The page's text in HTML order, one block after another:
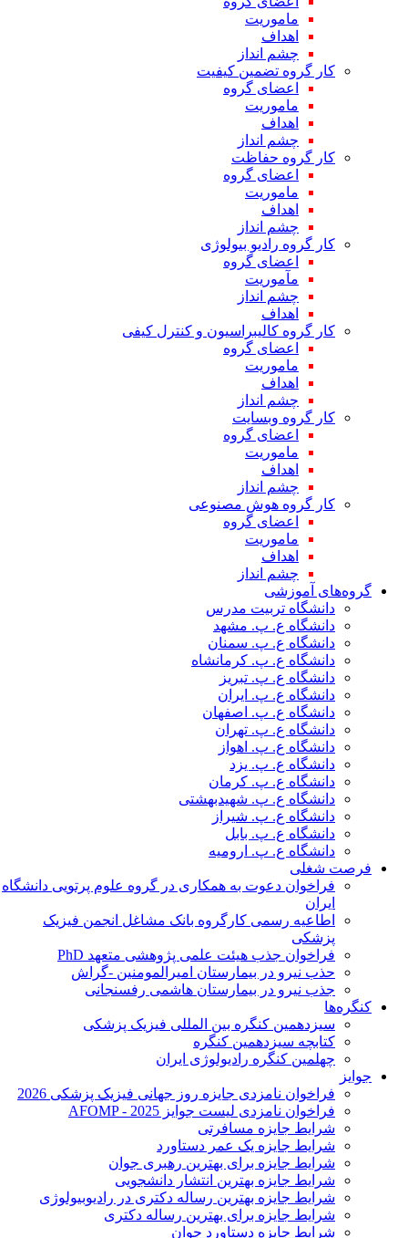
ماموریت
اهداف
چشم انداز
کار گروه تضمین کیفیت
اعضای گروه
ماموریت
اهداف
چشم انداز
کار گروه حفاظت
اعضای گروه
ماموریت
اهداف
چشم انداز
کار گروه رادیو بیولوژی
اعضای گروه
مآموریت
چشم انداز
اهداف
کار گروه کالیبراسیون و کنترل کیفی
اعضای گروه
ماموریت
اهداف
چشم انداز
کار گروه وبسایت
اعضای گروه
ماموریت
اهداف
چشم انداز
کار گروه هوش مصنوعی
اعضای گروه
ماموریت
اهداف
چشم انداز
گروه‌های آموزشی
دانشگاه تربیت مدرس
دانشگاه ع. پ. مشهد
دانشگاه ع. پ. سمنان
دانشگاه ع. پ. کرمانشاه
دانشگاه ع. پ. تبریز
دانشگاه ع. پ. ایران
دانشگاه ع. پ. اصفهان
دانشگاه ع. پ. تهران
دانشگاه ع. پ. اهواز
دانشگاه ع. پ. یزد
دانشگاه ع. پ. کرمان
دانشگاه ع. پ. شهید‌بهشتی
دانشگاه ع. پ. شیراز
دانشگاه ع. پ. بابل
دانشگاه ع. پ. ارومیه
فرصت شغلی
فراخوان دعوت به همکاری در گروه علوم پرتویی دانشگاه
ایران
اطاعیه رسمی کارگروه بانک مشاغل انجمن فیزیک
پزشکی
فراخوان جذب هیئت علمی پژوهشی متعهد PhD
حذب نیرو در بیمارستان امیرالمومنین -گراش
جذب نیرو در بیمارستان هاشمی رفسنجانی
کنگره‌ها
سیزدهمین کنگره بین المللی فیزیک پزشکی
کتابچه سیزدهمین کنگره
چهلمین کنگره رادیولوژی ایران
جوایز
فراخوان نامزدی جایزه روز جهانی فیزیک پزشکی 2026
فراخوان نامزدی لیست جوایز AFOMP - 2025
شرایط جایزه مسافرتی
شرایط جایزه یک عمر دستاورد
شرایط جایزه برای بهترین رهبری جوان
شرایط جایزه بهترین انتشار دانشجویی
شرایط جایزه بهترین رساله دکتری در رادیوبیولوژی
شرایط جایزه برای بهترین رساله دکتری
شرایط جایزه دستاورد جوان